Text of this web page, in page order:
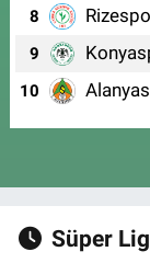
8
9
10
Süper